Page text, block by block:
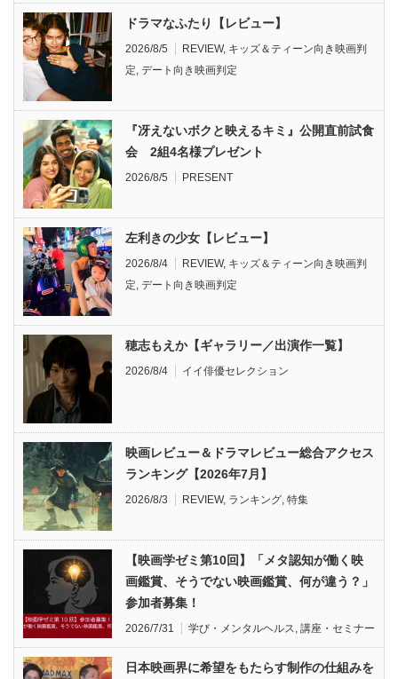
ドラマなふたり【レビュー】
2026/8/5 REVIEW, キッズ＆ティーン向き映画判
定, デート向き映画判定
『冴えないボクと映えるキミ』公開直前試食
会 2組4名様プレゼント
2026/8/5 PRESENT
左利きの少女【レビュー】
2026/8/4 REVIEW, キッズ＆ティーン向き映画判
定, デート向き映画判定
穂志もえか【ギャラリー／出演作一覧】
2026/8/4 イイ俳優セレクション
映画レビュー＆ドラマレビュー総合アクセス
ランキング【2026年7月】
2026/8/3 REVIEW, ランキング, 特集
【映画学ゼミ第10回】「メタ認知が働く映
画鑑賞、そうでない映画鑑賞、何が違う？」
参加者募集！
2026/7/31 学び・メンタルヘルス, 講座・セミナー
日本映画界に希望をもたらす制作の仕組みを